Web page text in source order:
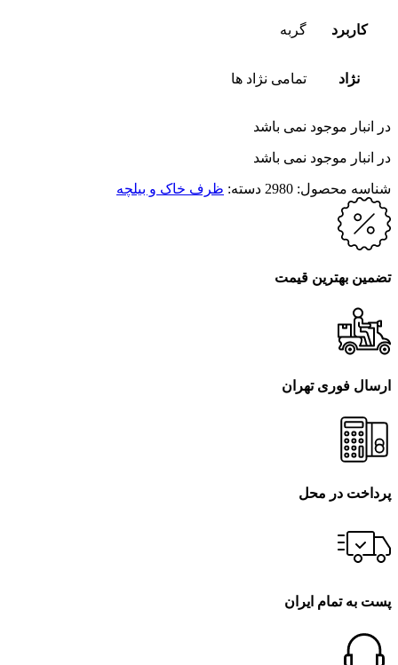
کاربرد گربه
نژاد تمامی نژاد ها
در انبار موجود نمی باشد
در انبار موجود نمی باشد
شناسه محصول: 2980 دسته: ظرف خاک و بیلچه
تضمین بهترین قیمت
ارسال فوری تهران
پرداخت در محل
پست به تمام ایران